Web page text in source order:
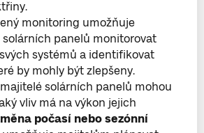
monitoring umožňuje
panelů monitorovat
systémů a identifikovat
by mohly být zlepšeny.
solárních panelů mohou
vliv má na výkon jejich
počasí nebo sezónní